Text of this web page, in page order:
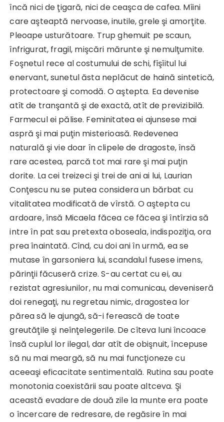
încă nici de ţigară, nici de ceaşca de cafea. Mîini
care aşteaptă nervoase, inutile, grele şi amorţite.
Pleoape usturătoare. Trup ghemuit pe scaun,
înfrigurat, fragil, mişcări mărunte şi nemulţumite.
Foşnetul rece al costumului de schi, fîşîitul lui
enervant, sunetul ăsta neplăcut de haină sintetică,
protectoare şi comodă. O aştepta. Ea devenise
atît de tranşantă şi de exactă, atît de previzibilă.
Farmecul ei pălise. Feminitatea ei ajunsese mai
aspră şi mai puţin misterioasă. Redevenea
naturală şi vie doar în clipele de dragoste, însă
rare acestea, parcă tot mai rare şi mai puţin
dorite. La cei treizeci şi trei de ani ai lui, Laurian
Conţescu nu se putea considera un bărbat cu
vitalitatea modificată de vîrstă. O aştepta cu
ardoare, însă Micaela făcea ce făcea şi întîrzia să
intre în pat sau pretexta oboseala, indispoziţia, ora
prea înaintată. Cînd, cu doi ani în urmă, ea se
mutase în garsoniera lui, scandalul fusese imens,
părinţii făcuseră crize. S-au certat cu ei, au
rezistat agresiunilor, nu mai comunicau, deveniseră
doi renegaţi, nu regretau nimic, dragostea lor
părea să le ajungă, să-i ferească de toate
greutăţile şi neînţelegerile. De cîteva luni încoace
însă cuplul lor ilegal, dar atît de obişnuit, începuse
să nu mai meargă, să nu mai funcţioneze cu
aceeaşi eficacitate sentimentală. Rutina sau poate
monotonia coexistării sau poate altceva. Şi
această evadare de două zile la munte era poate
o încercare de redresare, de regăsire în mai